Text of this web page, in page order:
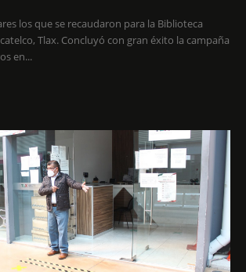
los que se recaudaron para la Biblioteca
en...